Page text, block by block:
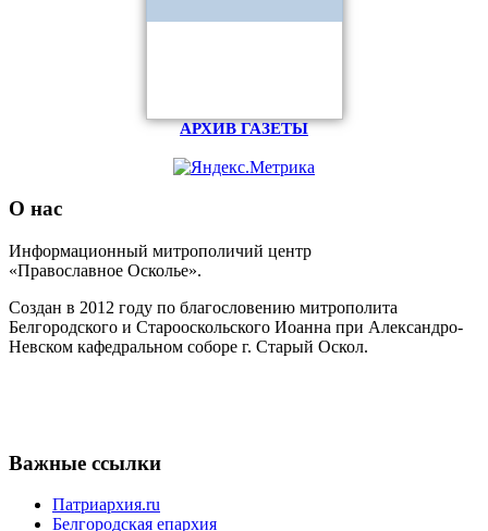
АРХИВ ГАЗЕТЫ
О нас
Информационный митрополичий центр
«Православное Осколье».
Создан в 2012 году по благословению митрополита
Белгородского и Старооскольского Иоанна при Александро-
Невском кафедральном соборе г. Старый Оскол.
Важные ссылки
Патриархия.ru
Белгородская епархия